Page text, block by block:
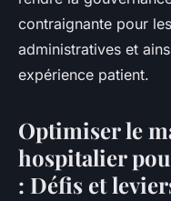
contraignante pour
administratives et
expérience patient.
Optimiser le
hospitalier
: Défis et